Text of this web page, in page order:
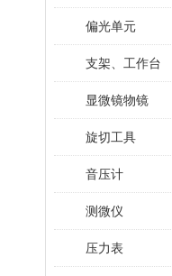
偏光单元
支架、工作台
显微镜物镜
旋切工具
音压计
测微仪
压力表